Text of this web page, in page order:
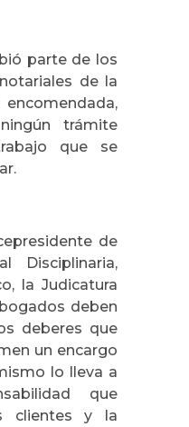
parte de los
de la
trámite
que se
de
Disciplinaria,
la Judicatura
deben
deberes que
un encargo
lo lleva a
que
clientes y la